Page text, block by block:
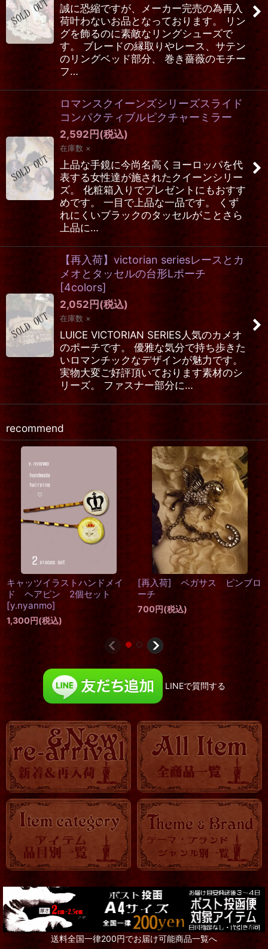
誠に恐縮ですが、メーカー完売の為再入
荷叶わないお品となっております。 リン
グを飾るのに素敵なリングシューズで
す。 ブレードの縁取りやレース、サテン
のリングベッド部分、 巻き薔薇のモチー
フ…
ロマンスクイーンズシリーズスライド
コンパクティブルピクチャーミラー
2,592円(税込)
在庫数 ×
上品な手鏡に今尚名高くヨーロッパを代
表する女性達が施されたクイーンシリー
ズ。 化粧箱入りでプレゼントにもおすす
めです。 一目で上品な一品です。 くず
れにくいブラックのタッセルがことさら
上品に…
【再入荷】victorian seriesレースとカ
メオとタッセルの台形Lポーチ
[4colors]
2,052円(税込)
在庫数 ×
LUICE VICTORIAN SERIES人気のカメオ
のポーチです。 優雅な気分で持ち歩きた
いロマンチックなデザインが魅力です。
実物大変ご好評頂いております素材のシ
リーズ。 ファスナー部分に…
recommend
レクト アンティークテイス
ト 金古美トレイ
2,420円 (税込)
[再入荷]
クイーンブーツ リングホル
ダー [ボルドーQTS]
1,650円(税込)
LINEで質問する
送料全国一律200円でお届け可能商品一覧へ